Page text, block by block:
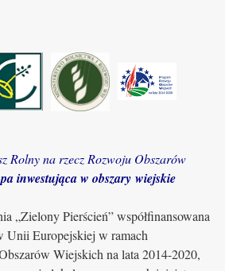
Rolny na rzecz Rozwoju Obszarów
inwestująca w obszary wiejskie
„Zielony Pierścień” współfinansowana
Unii Europejskiej w ramach
Wiejskich na lata 2014-2020,